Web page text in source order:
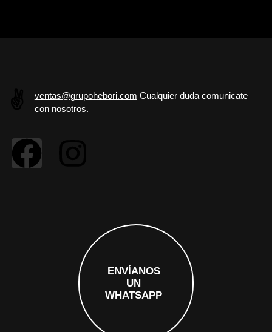
ENVÍANOS
UN
WHATSAPP
ventas@grupohebori.com Cualquier duda comunicate
con nosotros.